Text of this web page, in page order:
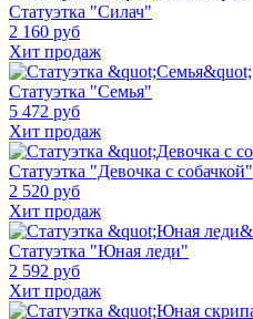
Статуэтка "Силач"
2 160 руб
Хит продаж
Статуэтка "Семья"
5 472 руб
Хит продаж
Статуэтка "Девочка с собачкой"
2 520 руб
Хит продаж
Статуэтка "Юная леди"
2 592 руб
Хит продаж